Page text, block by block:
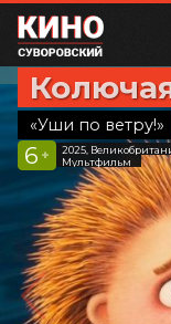
«Уши по ветру!»
6 +
2025,
Мультфильм